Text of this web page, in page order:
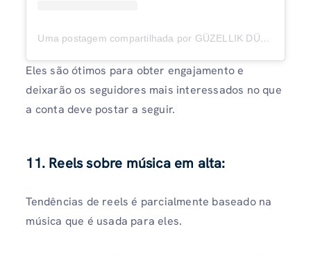
Uma postagem compartilhada por GÜZELLIK DÜNYAM (@guezellikdunyam)
Eles são ótimos para obter engajamento e
deixarão os seguidores mais interessados ​​no que
a conta deve postar a seguir.
11. Reels sobre música em alta:
Tendências de reels é parcialmente baseado na
música que é usada para eles.